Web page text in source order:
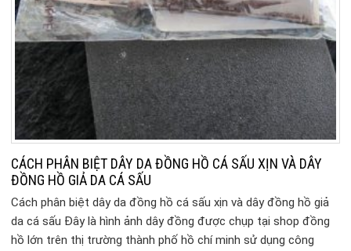
CÁCH PHÂN BIỆT DÂY DA ĐỒNG HỒ CÁ SẤU XỊN VÀ DÂY
ĐỒNG HỒ GIẢ DA CÁ SẤU
Cách phân biệt dây da đồng hồ cá sấu xịn và dây đồng hồ giả
da cá sấu Đây là hình ảnh dây đồng được chụp tại shop đồng
hồ lớn trên thị trường thành phố hồ chí minh sử dụng công